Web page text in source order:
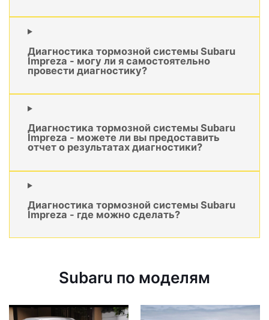
Диагностика тормозной системы Subaru
Impreza - могу ли я самостоятельно
провести диагностику?
Диагностика тормозной системы Subaru
Impreza - можете ли вы предоставить
отчет о результатах диагностики?
Диагностика тормозной системы Subaru
Impreza - где можно сделать?
Subaru по моделям